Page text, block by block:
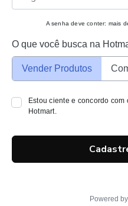
A senha deve conter: mais
O que você busca na
Vender Produtos
Estou ciente e concordo com
Hotmart.
Powered by